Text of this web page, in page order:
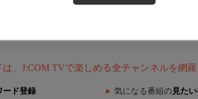
、J:COM TVで楽しめる全チャンネルを網羅
ード登録 気になる番組の 見た